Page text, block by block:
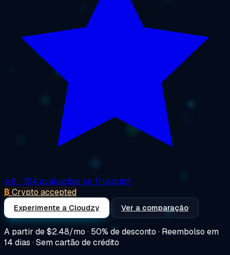
4.6 · 764 avaliações no Trustpilot
₿ Crypto accepted
Experimente a Cloudzy Ver a comparação
A partir de$2.48/mo · 50% de desconto · Reembolso em
14 dias · Sem cartão de crédito